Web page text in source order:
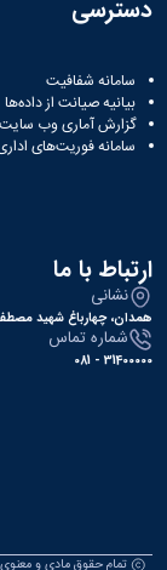
دسترسی
سامانه شفافیت
بیانیه صیانت از داده‌ها
گزارش آماری وب‌ سایت
سامانه فوریت‌های
ارتباط با ما
نشانی
همدان، چهارباغ شهید
شماره تماس
31400000 - 081
تمام حقوق مادی و